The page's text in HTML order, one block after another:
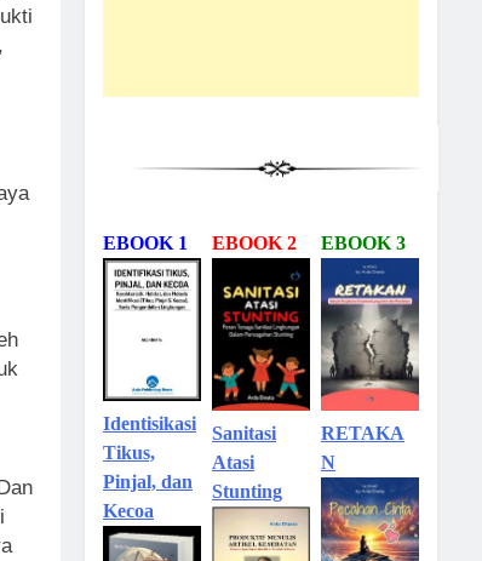
EBOOK 1
Identisikasi
Tikus,
Pinjal, dan
Kecoa
EBOOK 2
Sanitasi
Atasi
Stunting
EBOOK 3
RETAKA
N